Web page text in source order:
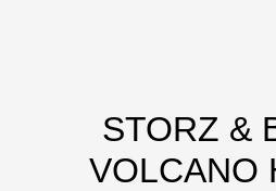
STORZ &
VOLCANO